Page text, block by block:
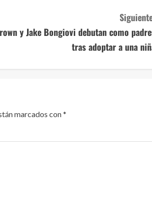
y Jake Bongiovi debutan como
tras adoptar a una
marcados con*